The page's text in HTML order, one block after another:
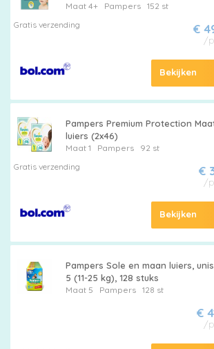
Maat 4+ Pampers
152 st
Gratis verzending
€
/
Bekijken
Pampers Premium Protection
luiers (2x46)
Maat 1 Pampers
92 st
Gratis verzending
€
/
Bekijken
Pampers Sole en maan luiers,
5 (11-25 kg), 128 stuks
Maat 5 Pampers 128 st
€
/